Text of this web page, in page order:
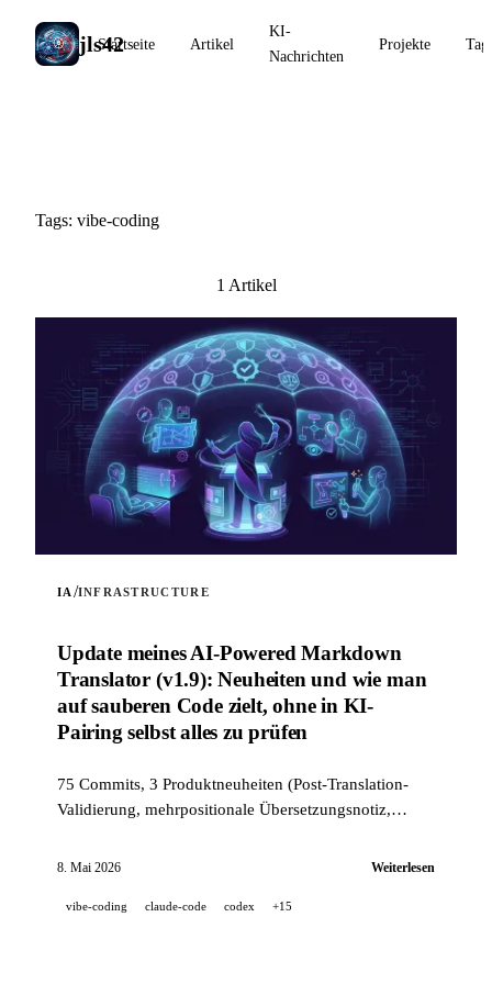
jls42
Startseite Artikel
KI-
Nachrichten
Projekte
Tags: vibe-coding
1 Artikel
IA /INFRASTRUCTURE
Update meines AI-Powered Markdown
Translator (v1.9): Neuheiten und wie man
auf sauberen Code zielt, ohne in KI-
Pairing selbst alles zu prüfen
75 Commits, 3 Produktneuheiten (Post-Translation-
Validierung, mehrpositionale Übersetzungsnotiz,
Stack (14 Hooks, 229 Tests, KI-gestütztes PR-Review),
100 % im KI-Pairing entwickelt wird.
8. Mai 2026 Weiterlesen
vibe-coding claude-code codex +15